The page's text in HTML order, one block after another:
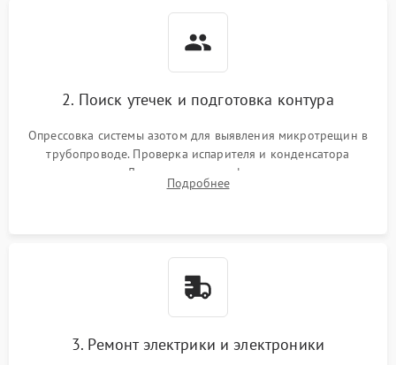
1800 ₽
2. Поиск утечек и подготовка контура
Опрессовка системы азотом для выявления микротрещин в
трубопроводе. Проверка испарителя и конденсатора
течеискателем. Демонтаж старого фильтра-осушителя и
продувка капиллярной трубки для устранения засоров.
Подробнее
3. Ремонт электрики и электроники